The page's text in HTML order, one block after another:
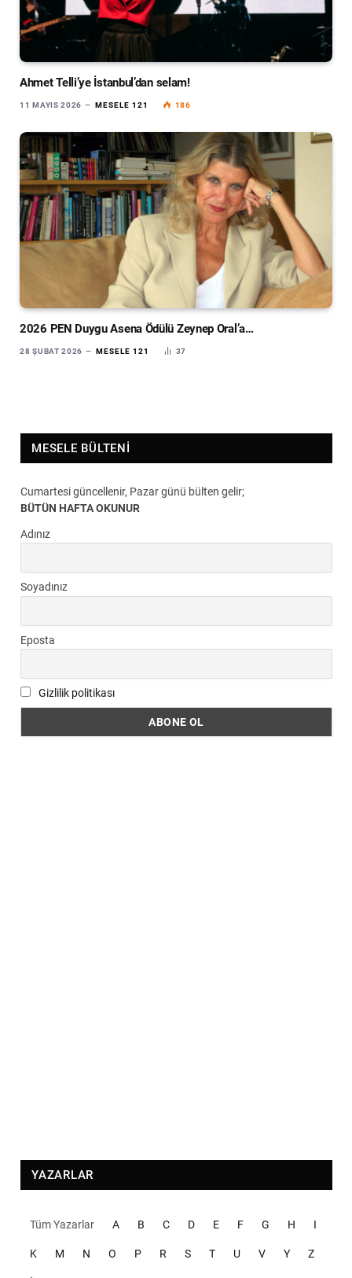
Ahmet Telli’ye İstanbul’dan selam!
11 MAYIS 2026 MESELE 121 186
2026 PEN Duygu Asena Ödülü Zeynep Oral’a…
28 ŞUBAT 2026 MESELE 121 37
MESELE BÜLTENI
Cumartesi güncellenir, Pazar günü bülten gelir;
BÜTÜN HAFTA OKUNUR
Adınız
Soyadınız
Eposta
Gizlilik politikası
YAZARLAR
Tüm Yazarlar A B C D E F G H I
K M N O P R S T U V Y Z